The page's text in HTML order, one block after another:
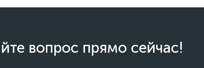
вопрос прямо сейчас!